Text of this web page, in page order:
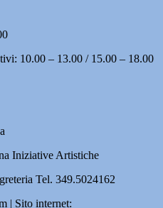
10.00 – 13.00 / 15.00 – 18.00
Iniziative Artistiche
Tel. 349.5024162
| Sito internet: